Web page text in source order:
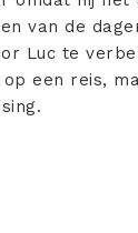
van de
Luc te
een reis,